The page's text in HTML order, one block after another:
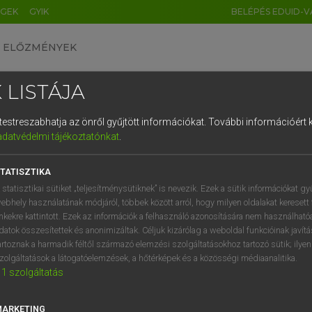
GYIK BELÉPÉS EDUID-
ELŐZMÉNYEK
angol szótár
African mn dél-afrikai
Africankeresése szótárainkban
LISTÁJA
az önről gyűjtött információkat. További információért
tájékoztatónkat.
statisztikai sütiket „teljesítménysütiknek” is nevezik. Ezek a sütik információkat
használatának módjáról, többek között arról, hogy milyen oldalakat keresett
kattintott. Ezek az információk a felhasználó azonosítására nem
összesítettek és anonimizáltak. Céljuk kizárólag a weboldal funkcióinak
a harmadik féltől származó elemzési szolgáltatásokhoz tartozó sütik;
a látogatóelemzések, a hőtérképek és a közösségi médiaanalitika.
1 szolgáltatás
DE CN FR ES IT NL
1 2 3 4 5 6 7 8 9
q w e r t z u i
a s d f g h j k l é
í y x c v b n m , .